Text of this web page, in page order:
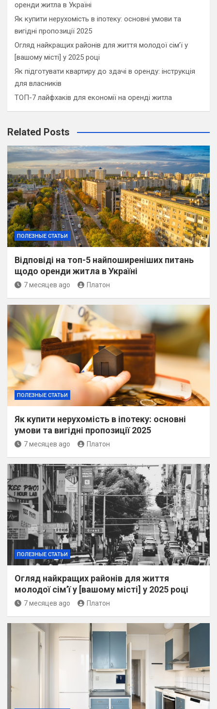
оренди житла в Україні
Як купити нерухомість в іпотеку: основні умови та
вигідні пропозиції 2025
Огляд найкращих районів для життя молодої сім’ї у
[вашому місті] у 2025 році
Як підготувати квартиру до здачі в оренду: інструкція
для власників
ТОП-7 лайфхаків для економії на оренді житла
Related Posts
ПОЛЕЗНЫЕ СТАТЬИ
Відповіді на топ-5 найпоширеніших питань
щодо оренди житла в Україні
7 месяцев ago Платон
ПОЛЕЗНЫЕ СТАТЬИ
Як купити нерухомість в іпотеку: основні
умови та вигідні пропозиції 2025
7 месяцев ago Платон
ПОЛЕЗНЫЕ СТАТЬИ
Огляд найкращих районів для життя
молодої сім’ї у [вашому місті] у 2025 році
7 месяцев ago Платон